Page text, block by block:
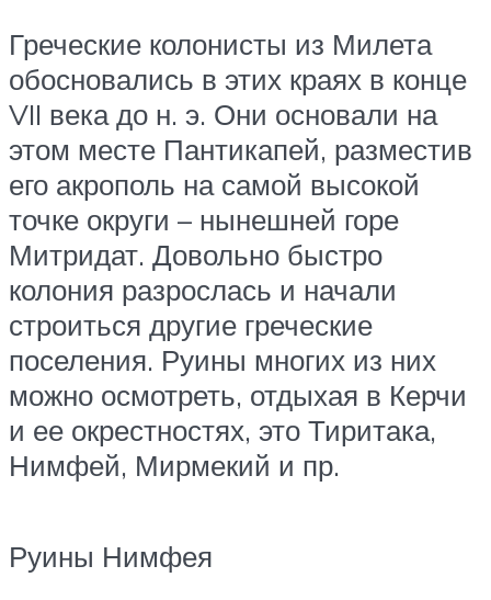
Греческие колонисты из Милета
обосновались в этих краях в конце
VII века до н. э. Они основали на
этом месте Пантикапей, разместив
его акрополь на самой высокой
точке округи – нынешней горе
Митридат. Довольно быстро
колония разрослась и начали
строиться другие греческие
поселения. Руины многих из них
можно осмотреть, отдыхая в Керчи
и ее окрестностях, это Тиритака,
Нимфей, Мирмекий и пр.
Руины Нимфея